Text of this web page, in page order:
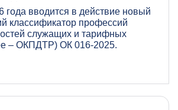
года вводится в действие новый
классификатор профессий
служащих и тарифных
– ОКПДТР) ОК 016-2025.